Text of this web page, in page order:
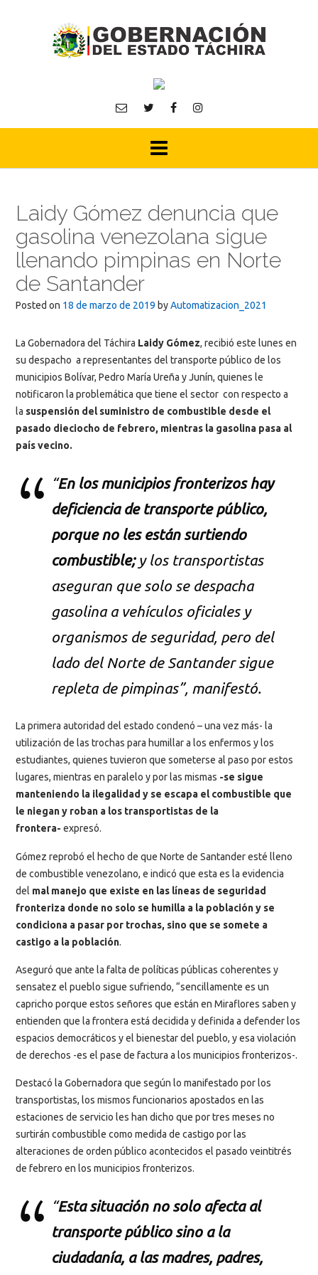
Laidy Gómez denuncia que
gasolina venezolana sigue
llenando pimpinas en Norte
de Santander
Posted on 18 de marzo de 2019 byAutomatizacion_2021
La Gobernadora del Táchira Laidy Gómez, recibió este lunes en
su despacho a representantes del transporte público de los
municipios Bolívar, Pedro María Ureña y Junín, quienes le
notificaron la problemática que tiene el sector con respecto a
la suspensión del suministro de combustible desde el
pasado dieciocho de febrero, mientras la gasolina pasa al
país vecino.
“En los municipios fronterizos hay
deficiencia de transporte público,
porque no les están surtiendo
combustible; y los transportistas
aseguran que solo se despacha
gasolina a vehículos oficiales y
organismos de seguridad, pero del
lado del Norte de Santander sigue
repleta de pimpinas”, manifestó.
La primera autoridad del estado condenó – una vez más- la
utilización de las trochas para humillar a los enfermos y los
estudiantes, quienes tuvieron que someterse al paso por estos
lugares, mientras en paralelo y por las mismas -se sigue
manteniendo la ilegalidad y se escapa el combustible que
le niegan y roban a los transportistas de la
frontera- expresó.
Gómez reprobó el hecho de que Norte de Santander esté lleno
de combustible venezolano, e indicó que esta es la evidencia
del mal manejo que existe en las líneas de seguridad
fronteriza donde no solo se humilla a la población y se
condiciona a pasar por trochas, sino que se somete a
castigo a la población.
Aseguró que ante la falta de políticas públicas coherentes y
sensatez el pueblo sigue sufriendo, “sencillamente es un
capricho porque estos señores que están en Miraflores saben y
entienden que la frontera está decidida y definida a defender los
espacios democráticos y el bienestar del pueblo, y esa violación
de derechos -es el pase de factura a los municipios fronterizos-.
Destacó la Gobernadora que según lo manifestado por los
transportistas, los mismos funcionarios apostados en las
estaciones de servicio les han dicho que por tres meses no
surtirán combustible como medida de castigo por las
alteraciones de orden público acontecidos el pasado veintitrés
de febrero en los municipios fronterizos.
“Esta situación no solo afecta al
transporte público sino a la
ciudadanía, a las madres, padres,